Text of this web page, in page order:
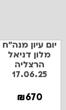
יום עיון מנה"ח
מלון דניאל
הרצליה
17.06.25
₪670